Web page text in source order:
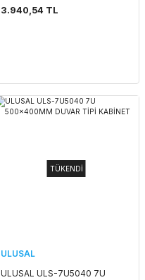
KABİNET + 450MM SABİT RAF
3.940,54 TL
TÜKENDİ
ULUSAL
ULUSAL ULS-7U5040 7U